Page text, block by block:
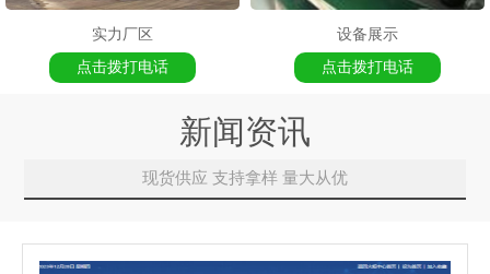
实力厂区
点击拨打电话
设备展示
点击拨打电话
新闻资讯
现货供应 支持拿样 量大从优